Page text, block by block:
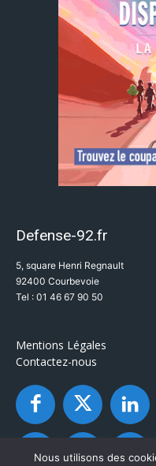
Defense-92.fr
5, square Henri Regnault
92400 Courbevoie
Tel : 01 46 67 90 50
Mentions Légales
Contactez-nous
Nous utilisons des